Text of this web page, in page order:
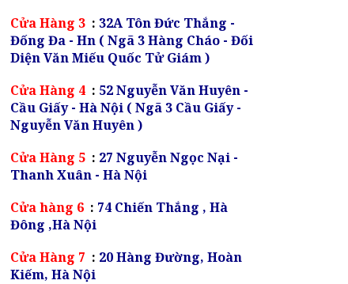
Cửa Hàng 3 : 32A Tôn Đức Thắng -
Đống Đa - Hn ( Ngã 3 Hàng Cháo - Đối
Diện Văn Miếu Quốc Tử Giám )
Cửa Hàng 4 : 52 Nguyễn Văn Huyên -
Cầu Giấy - Hà Nội ( Ngã 3 Cầu Giấy -
Nguyễn Văn Huyên )
Cửa Hàng 5 : 27 Nguyễn Ngọc Nại -
Thanh Xuân - Hà Nội
Cửa hàng 6 : 74 Chiến Thắng , Hà
Đông ,Hà Nội
Cửa Hàng 7 : 20 Hàng Đường, Hoàn
Kiếm, Hà Nội